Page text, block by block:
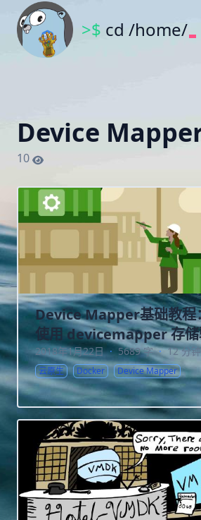
>$ cd /home/
Device
10
Device Mapper基础教程
使用 devicemapper 存储
2018年1月22日 · 5689 字 · 12 分钟
云原生 Docker Device Mapper